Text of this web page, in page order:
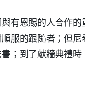
有恩賜的人合作
服的跟隨者；但
；到了獻牆典禮